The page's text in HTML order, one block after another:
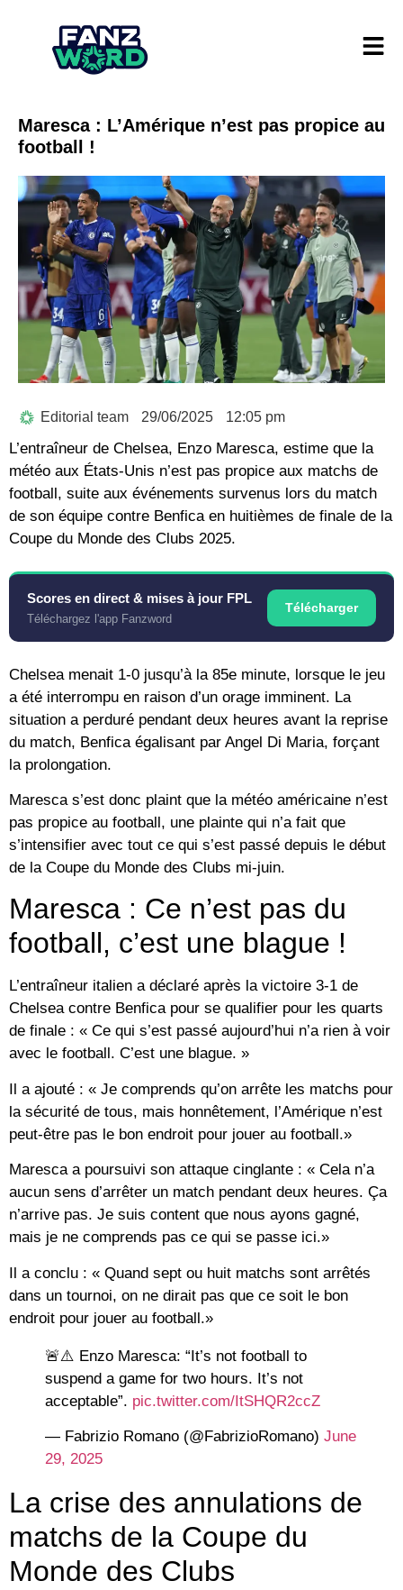
Maresca : L’Amérique n’est pas propice au
football !
Editorial team 29/06/2025 12:05 pm
L’entraîneur de Chelsea, Enzo Maresca, estime que la
météo aux États-Unis n’est pas propice aux matchs de
football, suite aux événements survenus lors du match
de son équipe contre Benfica en huitièmes de finale de la
Coupe du Monde des Clubs 2025.
Scores en direct & mises à jour FPL
Téléchargez l'app Fanzword
Télécharger
Chelsea menait 1-0 jusqu’à la 85e minute, lorsque le jeu
a été interrompu en raison d’un orage imminent. La
situation a perduré pendant deux heures avant la reprise
du match, Benfica égalisant par Angel Di Maria, forçant
la prolongation.
Maresca s’est donc plaint que la météo américaine n’est
pas propice au football, une plainte qui n’a fait que
s’intensifier avec tout ce qui s’est passé depuis le début
de la Coupe du Monde des Clubs mi-juin.
Maresca : Ce n’est pas du
football, c’est une blague !
L’entraîneur italien a déclaré après la victoire 3-1 de
Chelsea contre Benfica pour se qualifier pour les quarts
de finale : « Ce qui s’est passé aujourd’hui n’a rien à voir
avec le football. C’est une blague. »
Il a ajouté : « Je comprends qu’on arrête les matchs pour
la sécurité de tous, mais honnêtement, l’Amérique n’est
peut-être pas le bon endroit pour jouer au football.»
Maresca a poursuivi son attaque cinglante : « Cela n’a
aucun sens d’arrêter un match pendant deux heures. Ça
n’arrive pas. Je suis content que nous ayons gagné,
mais je ne comprends pas ce qui se passe ici.»
Il a conclu : « Quand sept ou huit matchs sont arrêtés
dans un tournoi, on ne dirait pas que ce soit le bon
endroit pour jouer au football.»
🚨⚠️ Enzo Maresca: “It’s not football to
suspend a game for two hours. It’s not
acceptable”. pic.twitter.com/ItSHQR2ccZ
— Fabrizio Romano (@FabrizioRomano) June
29, 2025
La crise des annulations de
matchs de la Coupe du
Monde des Clubs